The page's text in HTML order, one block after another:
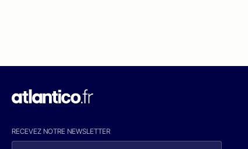
RECEVEZ NOTRE NEWSLETTER